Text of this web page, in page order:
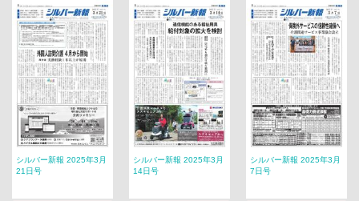
シルバー新報 2025年3月
21日号
シルバー新報 2025年3月
14日号
シルバー新報 2025年3月
7日号